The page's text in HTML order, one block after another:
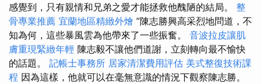
感覺到，只有親情和兄弟之愛才能拯救他醜陋的結局。 整
骨專業推薦 宜蘭地區精緻外燴 ”陳志勝興高采烈地問道，不
知為何，這些暴風雲為他帶來了一些振奮。 音波拉皮讓肌
膚重現緊緻年輕 陳志毅不讓他們道謝，立刻轉向最不愉快
的話題。 記帳士事務所 居家清潔費用評估 美式整復技術課
程 因為這樣，他就可以在毫無意識的情況下觀察陳志勝。